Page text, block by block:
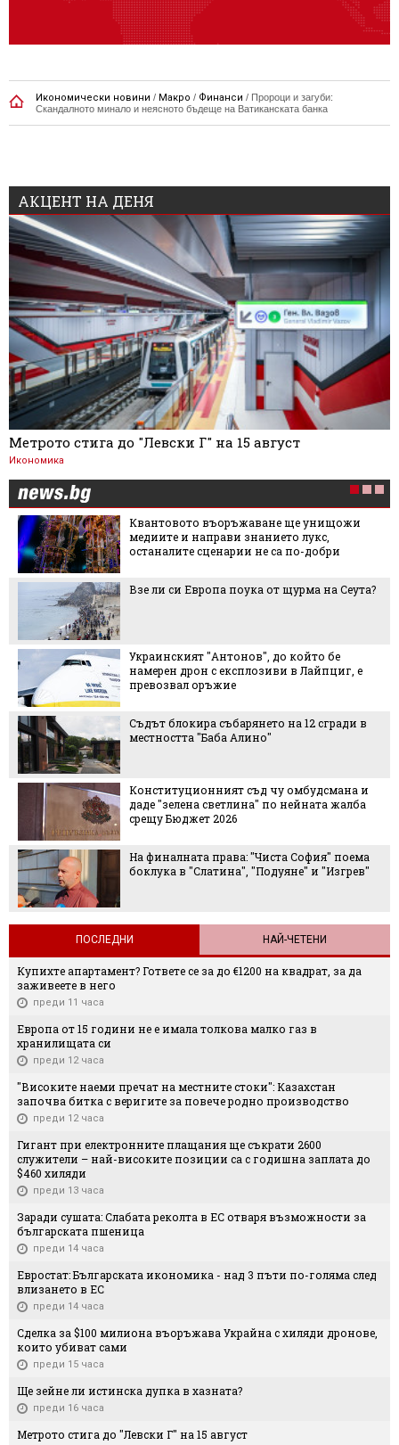
Икономически новини / Макро / Финанси / Пророци и загуби:
Скандалното минало и неясното бъдеще на Ватиканската банка
АКЦЕНТ НА ДЕНЯ
Метрото стига до "Левски Г" на 15 август
Икономика
ще унищожи
лукс,
по-добри
щурма на Сеута?
в Лайпциг, е
на 12 сгради в
омбудсмана и
нейната жалба
София" поема
и "Изгрев"
Мартин Ангелов за
Halfbike: “Като "еднорог"
много тясна ниша и
"Желирано" лято:
Това ли е най-добрият
царевица
След инцидента в село
обвиняваме породата е
Испанската
Леонор, каквато не сме я
Колко вредно за краката
носенето на джапанки
ПОСЛЕДНИ НАЙ-ЧЕТЕНИ
Купихте апартамент? Гответе се за до €1200 на квадрат, за да
заживеете в него
преди 11 часа
Европа от 15 години не е имала толкова малко газ в
хранилищата си
преди 12 часа
"Високите наеми пречат на местните стоки": Казахстан
започва битка с веригите за повече родно производство
преди 12 часа
Гигант при електронните плащания ще съкрати 2600
служители – най-високите позиции са с годишна заплата до
$460 хиляди
преди 13 часа
Заради сушата: Слабата реколта в ЕС отваря възможности за
българската пшеница
преди 14 часа
Евростат: Българската икономика - над 3 пъти по-голяма след
влизането в ЕС
преди 14 часа
Сделка за $100 милиона въоръжава Украйна с хиляди дронове,
които убиват сами
преди 15 часа
Ще зейне ли истинска дупка в хазната?
преди 16 часа
Метрото стига до "Левски Г" на 15 август